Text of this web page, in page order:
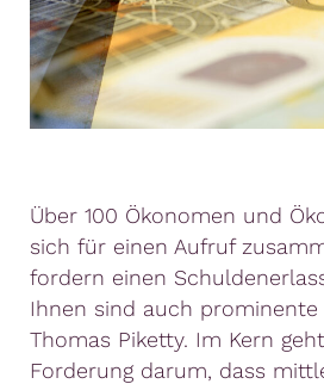
Über 100 Ökonomen und
sich für einen Aufruf
fordern einen
Ihnen sind auch prominente
Thomas Piketty. Im Kern
Forderung darum, dass